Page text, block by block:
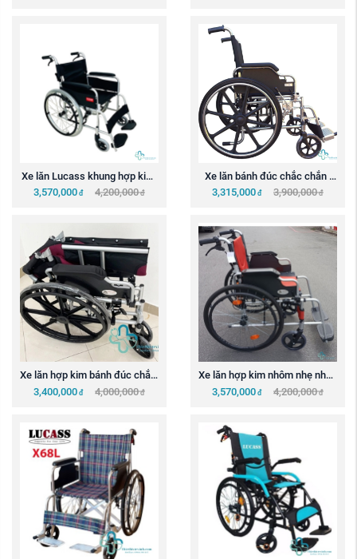
Xe lăn Lucass khung hợp kim
X-201 đệm đen
3,570,000 đ 4,200,000 đ
Xe lăn bánh đúc chắc chắn
LUCASS X39BJ
3,315,000 đ 3,900,000 đ
Xe lăn hợp kim bánh đúc chắc
chắn  LUCASS X90
3,400,000 đ 4,000,000 đ
Xe lăn hợp kim nhôm nhẹ nhấc
tay, tháo rời ...
3,570,000 đ 4,200,000 đ